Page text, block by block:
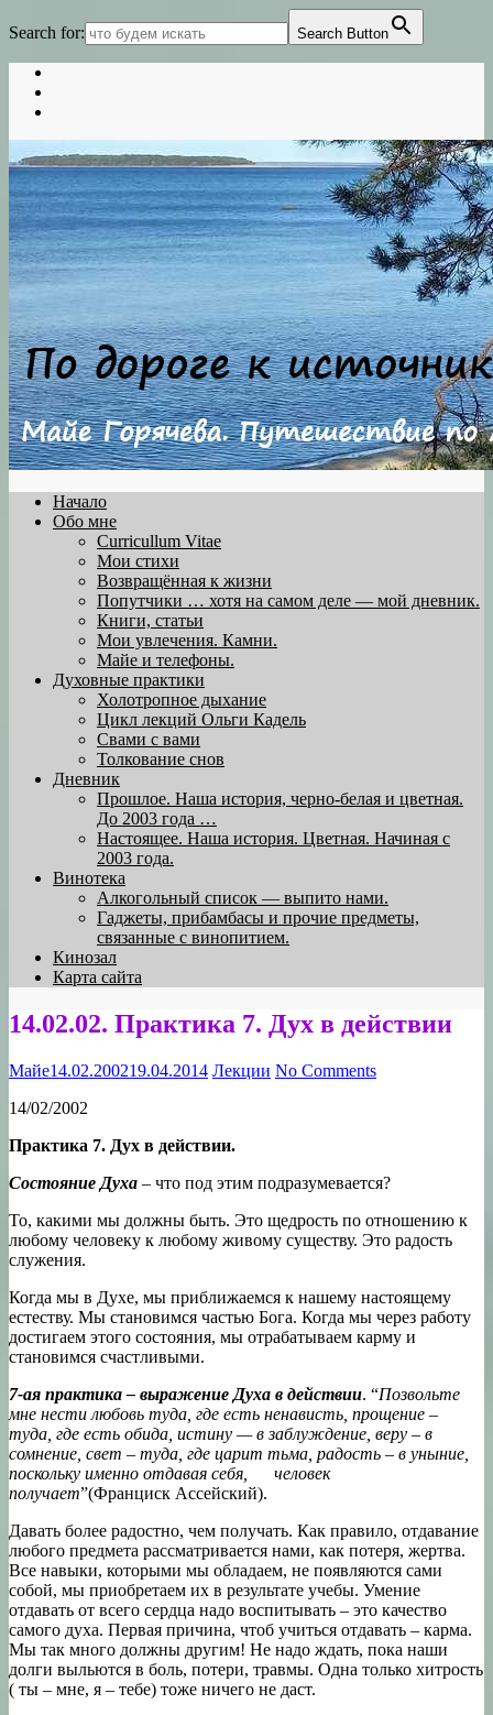
Search for: Search Button
content
Начало
Обо мне
Curricullum Vitae
Мои стихи
Возвращённая к жизни
Попутчики … хотя на самом деле — мой дневник.
Книги, статьи
Мои увлечения. Камни.
Майе и телефоны.
Духовные практики
Холотропное дыхание
Цикл лекций Ольги Кадель
Свами с вами
Толкование снов
Дневник
Прошлое. Наша история, черно-белая и цветная.
До 2003 года …
Настоящее. Наша история. Цветная. Начиная с
2003 года.
Винотека
Алкогольный список — выпито нами.
Гаджеты, прибамбасы и прочие предметы,
связанные с винопитием.
Кинозал
Карта сайта
14.02.02. Практика 7. Дух в действии
Майе14.02.200219.04.2014 Лекции No Comments
14/02/2002
Практика 7. Дух в действии.
Состояние Духа – что под этим подразумевается?
То, какими мы должны быть. Это щедрость по отношению к
любому человеку к любому живому существу. Это радость
служения.
Когда мы в Духе, мы приближаемся к нашему настоящему
естеству. Мы становимся частью Бога. Когда мы через работу
достигаем этого состояния, мы отрабатываем карму и
становимся счастливыми.
7-ая практика – выражение Духа в действии. “Позвольте
мне нести любовь туда, где есть ненависть, прощение –
туда, где есть обида, истину — в заблуждение, веру – в
сомнение, свет – туда, где царит тьма, радость – в уныние,
поскольку именно отдавая себя, человек
получает”(Франциск Ассейский).
Давать более радостно, чем получать. Как правило, отдавание
любого предмета рассматривается нами, как потеря, жертва.
Все навыки, которыми мы обладаем, не появляются сами
собой, мы приобретаем их в результате учебы. Умение
отдавать от всего сердца надо воспитывать – это качество
самого духа. Первая причина, чтоб учиться отдавать – карма.
Мы так много должны другим! Не надо ждать, пока наши
долги выльются в боль, потери, травмы. Одна только хитрость
( ты – мне, я – тебе) тоже ничего не даст.